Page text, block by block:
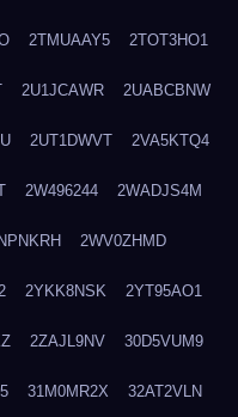
2TMUAAY5 2TOT3HO1
2U1JCAWR 2UABCBNW
2UT1DWVT 2VA5KTQ4
2W496244 2WADJS4M
2WV0ZHMD
2YKK8NSK 2YT95AO1
2ZAJL9NV 30D5VUM9
31M0MR2X 32AT2VLN